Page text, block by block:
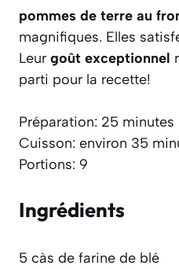
pommes de terre au
magnifiques. Elles
Leur goût exceptionnel
parti pour la recette!
Préparation: 25 minutes
Cuisson: environ 35
Portions: 9
Ingrédients
5 càs de farine de blé